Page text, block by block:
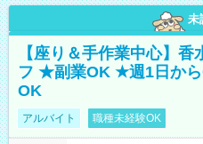
未
【座り＆手作業中心】
フ ★副業OK ★週1日か
OK
アルバイト 職種未経験OK